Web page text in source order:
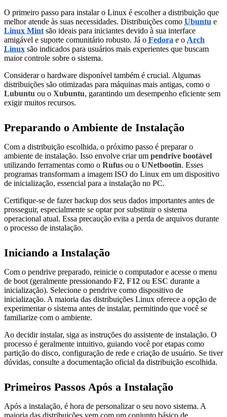
O primeiro passo para instalar o Linux é escolher a distribuição que
melhor atende às suas necessidades. Distribuições como Ubuntu e
Linux Mint são ideais para iniciantes devido à sua interface
amigável e suporte comunitário robusto. Já o Fedora e o Arch
Linux são indicados para usuários mais experientes que buscam
maior controle sobre o sistema.
Considerar o hardware disponível também é crucial. Algumas
distribuições são otimizadas para máquinas mais antigas, como o
Lubuntu ou o Xubuntu, garantindo um desempenho eficiente sem
exigir muitos recursos.
Preparando o Ambiente de Instalação
Com a distribuição escolhida, o próximo passo é preparar o
ambiente de instalação. Isso envolve criar um pendrive bootável
utilizando ferramentas como o Rufus ou o UNetbootin. Esses
programas transformam a imagem ISO do Linux em um dispositivo
de inicialização, essencial para a instalação no PC.
Certifique-se de fazer backup dos seus dados importantes antes de
prosseguir, especialmente se optar por substituir o sistema
operacional atual. Essa precaução evita a perda de arquivos durante
o processo de instalação.
Iniciando a Instalação
Com o pendrive preparado, reinicie o computador e acesse o menu
de boot (geralmente pressionando F2, F12 ou ESC durante a
inicialização). Selecione o pendrive como dispositivo de
inicialização. A maioria das distribuições Linux oferece a opção de
experimentar o sistema antes de instalar, permitindo que você se
familiarize com o ambiente.
Ao decidir instalar, siga as instruções do assistente de instalação. O
processo é geralmente intuitivo, guiando você por etapas como
partição do disco, configuração de rede e criação de usuário. Se tiver
dúvidas, consulte a documentação oficial da distribuição escolhida.
Primeiros Passos Após a Instalação
Após a instalação, é hora de personalizar o seu novo sistema. A
maioria das distribuições vem com um conjunto básico de